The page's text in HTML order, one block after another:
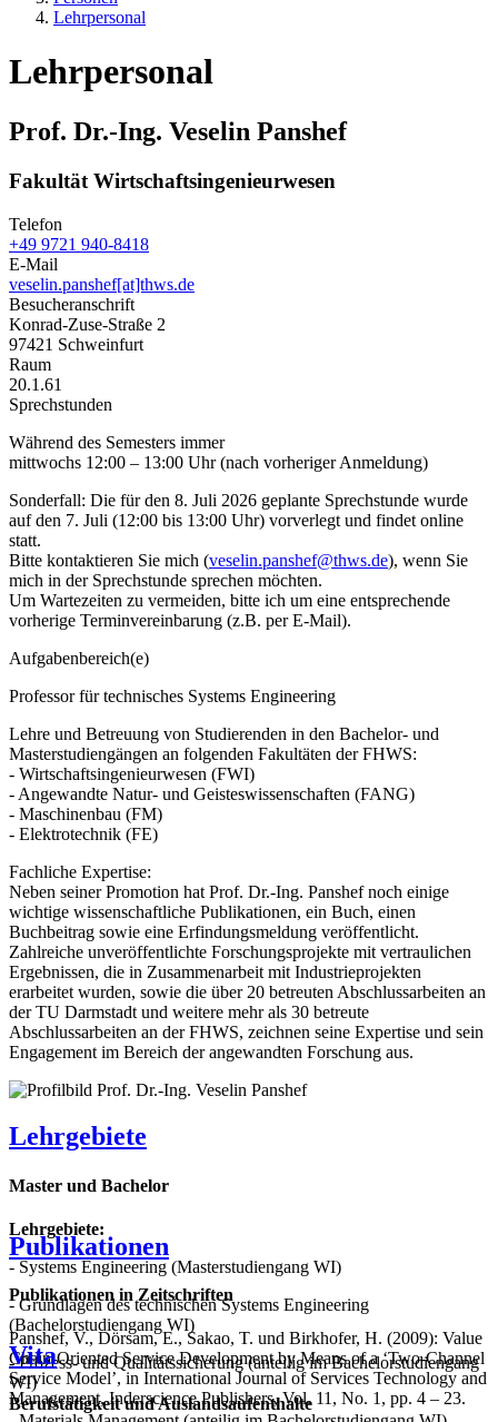
Lehrpersonal
Lehrpersonal
Prof. Dr.-Ing. Veselin Panshef
Fakultät Wirtschaftsingenieurwesen
Telefon
+49 9721 940-8418
E-Mail
veselin.panshef[at]thws.de
Besucheranschrift
Konrad-Zuse-Straße 2
97421 Schweinfurt
Raum
20.1.61
Sprechstunden
Während des Semesters immer
mittwochs 12:00 – 13:00 Uhr (nach vorheriger Anmeldung)
Sonderfall: Die für den 8. Juli 2026 geplante Sprechstunde wurde
auf den 7. Juli (12:00 bis 13:00 Uhr) vorverlegt und findet online
statt.
Bitte kontaktieren Sie mich (veselin.panshef@thws.de), wenn Sie
mich in der Sprechstunde sprechen möchten.
Um Wartezeiten zu vermeiden, bitte ich um eine entsprechende
vorherige Terminvereinbarung (z.B. per E-Mail).
Aufgabenbereich(e)
Professor für technisches Systems Engineering
Lehre und Betreuung von Studierenden in den Bachelor- und
Masterstudiengängen an folgenden Fakultäten der FHWS:
- Wirtschaftsingenieurwesen (FWI)
- Angewandte Natur- und Geisteswissenschaften (FANG)
- Maschinenbau (FM)
- Elektrotechnik (FE)
Fachliche Expertise:
Neben seiner Promotion hat Prof. Dr.-Ing. Panshef noch einige
wichtige wissenschaftliche Publikationen, ein Buch, einen
Buchbeitrag sowie eine Erfindungsmeldung veröffentlicht.
Zahlreiche unveröffentlichte Forschungsprojekte mit vertraulichen
Ergebnissen, die in Zusammenarbeit mit Industrieprojekten
erarbeitet wurden, sowie die über 20 betreuten Abschlussarbeiten an
der TU Darmstadt und weitere mehr als 30 betreute
Abschlussarbeiten an der FHWS, zeichnen seine Expertise und sein
Engagement im Bereich der angewandten Forschung aus.
Lehrgebiete
Master und Bachelor
Lehrgebiete:
- Systems Engineering (Masterstudiengang WI)
- Grundlagen des technischen Systems Engineering
(Bachelorstudiengang WI)
- Prozess- und Qualitätssicherung (anteilig im Bachelorstudiengang
WI)
Publikationen
Publikationen in Zeitschriften
Panshef, V., Dörsam, E., Sakao, T. und Birkhofer, H. (2009): Value
Chain-Oriented Service Development by Means of a ‘Two-Channel
Service Model’, in International Journal of Services Technology and
Management, Inderscience Publishers, Vol. 11, No. 1, pp. 4 – 23.
Vita
Berufstätigkeit und Auslandsaufenthalte